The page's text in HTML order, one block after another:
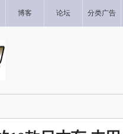
博客 论坛 分类广告